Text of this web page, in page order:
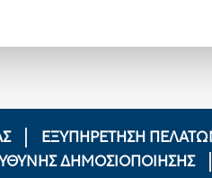
ΕΞΥΠΗΡΕΤΗΣΗ
ΔΗΜΟΣΙΟΠΟΊΗΣΗΣ